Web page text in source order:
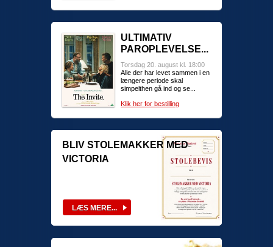
ULTIMATIV
PAROPLEVELSE...
Torsdag 20. august kl. 18:00
Alle der har levet sammen i en
længere periode skal
simpelthen gå ind og se...
Klik her for bestilling
BLIV STOLEMAKKER MED
VICTORIA